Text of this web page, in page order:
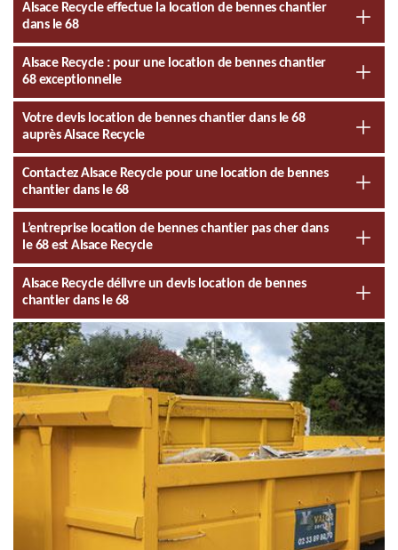
Alsace Recycle effectue la location de bennes chantier
dans le 68
Alsace Recycle : pour une location de bennes chantier
68 exceptionnelle
Votre devis location de bennes chantier dans le 68
auprès Alsace Recycle
Contactez Alsace Recycle pour une location de bennes
chantier dans le 68
L’entreprise location de bennes chantier pas cher dans
le 68 est Alsace Recycle
Alsace Recycle délivre un devis location de bennes
chantier dans le 68